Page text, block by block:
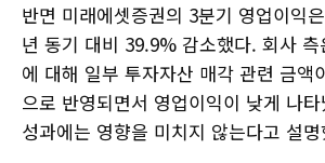
반면 미래에셋증권의 3분기 영업이익
년 동기 대비 39.9% 감소했다. 회사
에 대해 일부 투자자산 매각 관련 금액
으로 반영되면서 영업이익이 낮게 나
성과에는 영향을 미치지 않는다고 설